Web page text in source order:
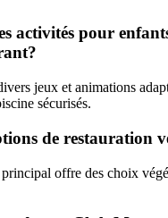
activités pour
jeux et animations
sécurisés.
de restauration
offre des choix